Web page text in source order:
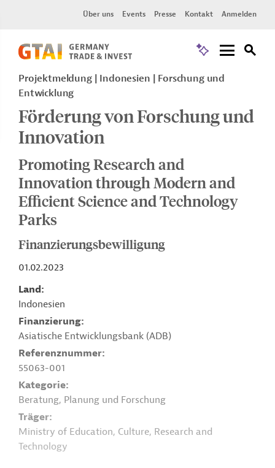
Über uns Events Presse Kontakt Anmelden
Projektmeldung Indonesien
Forschung und
Entwicklung
Förderung von Forschung und
Innovation
Promoting Research and
Innovation through Modern and
Efficient Science and Technology
Parks
Finanzierungsbewilligung
01.02.2023
Land
Indonesien
Finanzierung
Asiatische Entwicklungsbank (ADB)
Referenznummer
55063-001
Kategorie
Beratung, Planung und Forschung
Träger
Ministry of Education, Culture, Research and
Technology